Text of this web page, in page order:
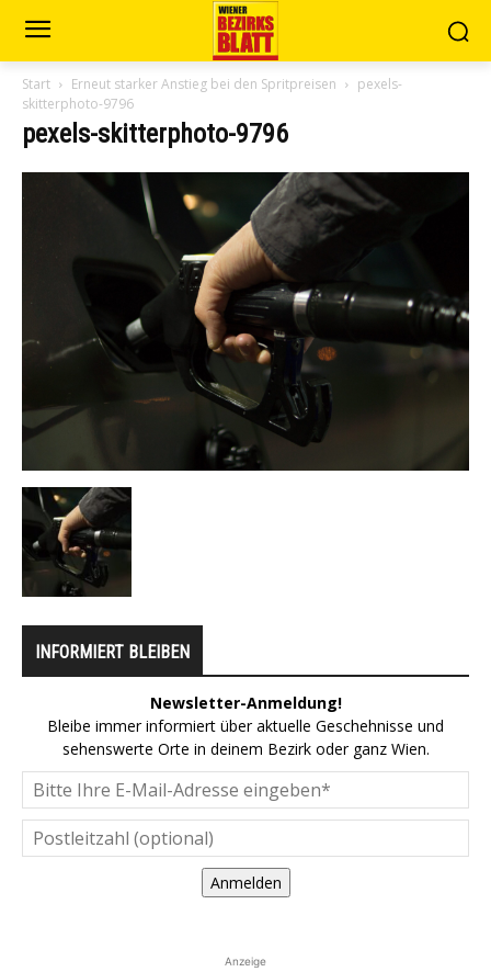
Start Erneut starker Anstieg bei den Spritpreisen
pexels-
skitterphoto-9796
pexels-skitterphoto-9796
INFORMIERT BLEIBEN
Newsletter-Anmeldung!
Bleibe immer informiert über aktuelle Geschehnisse und
sehenswerte Orte in deinem Bezirk oder ganz Wien.
Anmelden
Anzeige